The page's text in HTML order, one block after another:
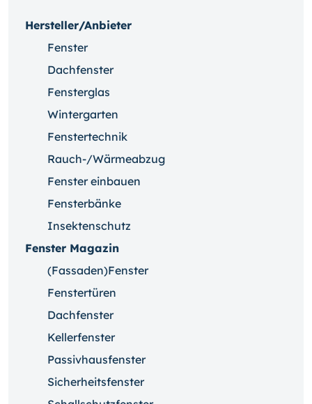
Hersteller/Anbieter
Fenster
Dachfenster
Fensterglas
Wintergarten
Fenstertechnik
Rauch-/Wärmeabzug
Fenster einbauen
Fensterbänke
Insektenschutz
Fenster Magazin
(Fassaden)Fenster
Fenstertüren
Dachfenster
Kellerfenster
Passivhausfenster
Sicherheitsfenster